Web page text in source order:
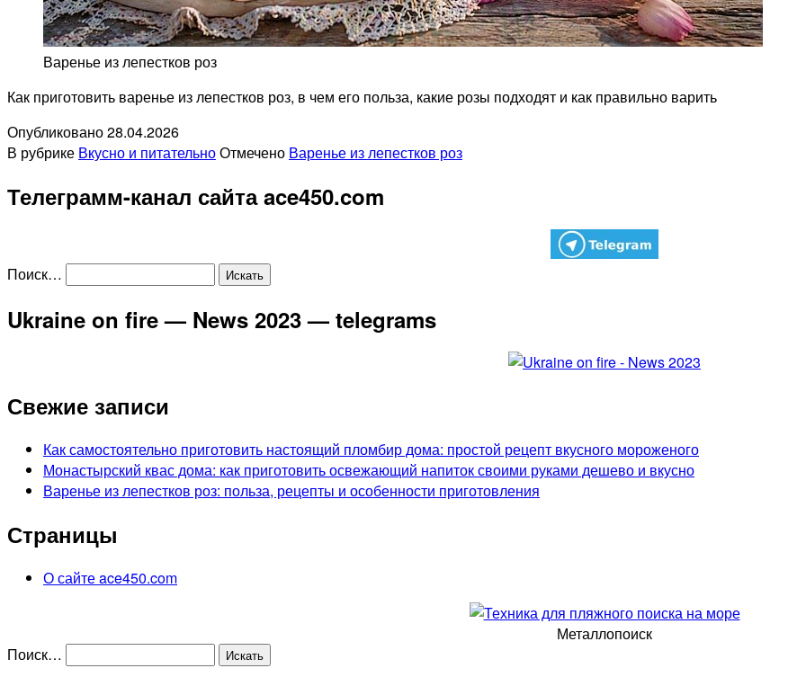
Варенье из лепестков роз
Как приготовить варенье из лепестков роз, в чем его польза, какие розы подходят и как правильно варить
Опубликовано28.04.2026
В рубрике Вкусно и питательноОтмечено Варенье из лепестков роз
Телеграмм-канал сайта ace450.com
Поиск…
Ukraine on fire — News 2023 — telegrams
Свежие записи
Как самостоятельно приготовить настоящий пломбир дома: простой рецепт вкусного мороженого
Монастырский квас дома: как приготовить освежающий напиток своими руками дешево и вкусно
Варенье из лепестков роз: польза, рецепты и особенности приготовления
Страницы
О сайте ace450.com
Металлопоиск
Поиск…